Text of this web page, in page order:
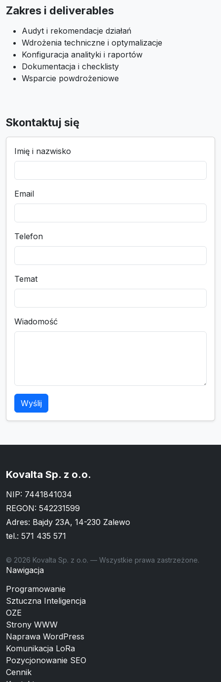
Zakres i deliverables
Audyt i rekomendacje działań
Wdrożenia techniczne i optymalizacje
Konfiguracja analityki i raportów
Dokumentacja i checklisty
Wsparcie powdrożeniowe
Skontaktuj się
Imię i nazwisko
Email
Telefon
Temat
Wiadomość
Wyślij
Kovalta Sp. z o.o.
NIP: 7441841034
REGON: 542231599
Adres: Bajdy 23A, 14-230 Zalewo
tel.: 571 435 571
© 2026 Kovalta Sp. z o.o. — Wszystkie prawa zastrzeżone.
Nawigacja
Programowanie
Sztuczna Inteligencja
OZE
Strony WWW
Naprawa WordPress
Komunikacja LoRa
Pozycjonowanie SEO
Cennik